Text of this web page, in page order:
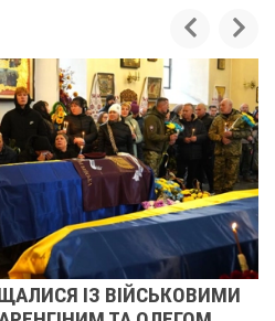
ІЗ ВІЙСЬКОВИМИ